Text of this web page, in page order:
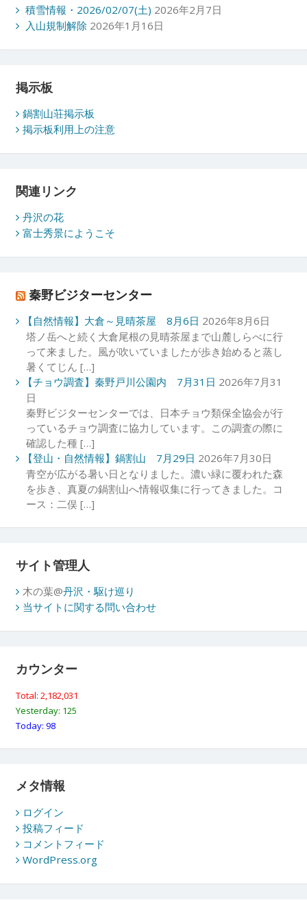
積雪情報・2026/02/07(土) 2026年2月7日
入山規制解除 2026年1月16日
掲示板
鍋割山荘掲示板
掲示板利用上の注意
関連リンク
丹沢の花
富士秀景にようこそ
秦野ビジターセンター
【自然情報】大倉～見晴茶屋 8月6日 2026年8月6日
塔ノ岳へと続く大倉尾根の見晴茶屋まで山麓しらべに行
って来ました。風が吹いていましたが歩き始めると蒸し
暑くてじん […]
【チョウ調査】秦野戸川公園内 7月31日 2026年7月31
日
秦野ビジターセンターでは、日本チョウ類保全協会が行
っているチョウ調査に協力しています。この調査の際に
確認した種 […]
【登山・自然情報】鍋割山 7月29日 2026年7月30日
青空が広がる暑い日となりました。濃い緑に覆われた森
を歩き、真夏の鍋割山へ情報収集に行ってきました。コ
ース：二俣 […]
サイト管理人
木の葉@丹沢・駆け巡り
当サイトに関する問い合わせ
カウンター
Total: 2,182,031
Yesterday: 125
Today: 98
メタ情報
ログイン
投稿フィード
コメントフィード
WordPress.org